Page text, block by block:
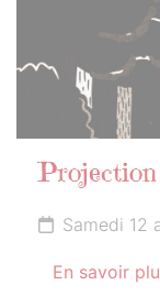
Projection
Samedi 12
En savoir